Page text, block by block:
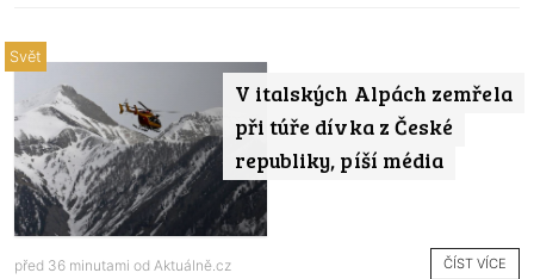
V italských Alpách zemřela
při túře dívka z České
republiky, píší média
Svět
před 36 minutami od Aktuálně.cz ČÍST VÍCE